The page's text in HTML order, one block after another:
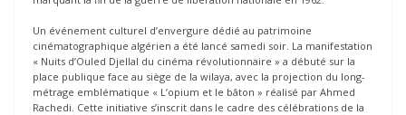
Un événement culturel d’envergure dédié au patrimoine
cinématographique algérien a été lancé samedi soir. La manifestation
« Nuits d’Ouled Djellal du cinéma révolutionnaire » a débuté sur la
place publique face au siège de la wilaya, avec la projection du long-
métrage emblématique « L’opium et le bâton » réalisé par Ahmed
Rachedi. Cette initiative s’inscrit dans le cadre des célébrations de la